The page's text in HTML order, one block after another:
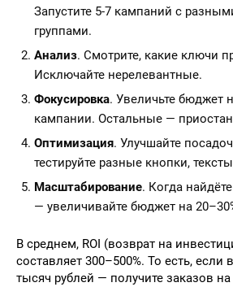
Запустите 5-7 кампаний с
группами.
Анализ. Смотрите, какие ключи
Исключайте нерелевантные.
Фокусировка. Увеличьте бюджет
кампании. Остальные —
Оптимизация. Улучшайте
тестируйте разные кнопки,
Масштабирование. Когда
— увеличивайте бюджет на
В среднем, ROI (возврат на
составляет 300–500%. То есть,
тысяч рублей — получите заказов